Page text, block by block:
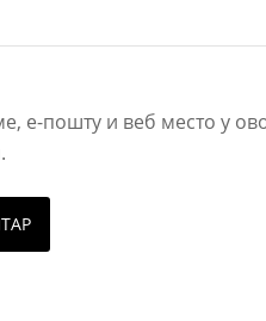
е-пошту и веб место у